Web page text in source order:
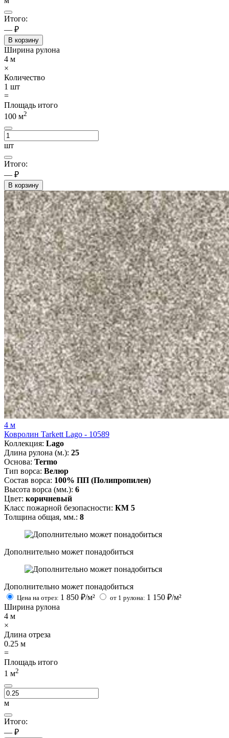
Итого:
— ₽
В корзину
Ширина рулона
4 м
×
Количество
1 шт
=
Площадь итого
100 м2
шт
Итого:
— ₽
В корзину
4 м
Ковролин Tarkett Lago - 10589
Коллекция: Lago
Длина рулона (м.): 25
Основа: Termo
Тип ворса: Велюр
Состав ворса: 100% ПП (Полипропилен)
Высота ворса (мм.): 6
Цвет: коричневый
Класс пожарной безопасности: КМ 5
Толщина общая, мм.: 8
Дополнительно может понадобиться
Дополнительно может понадобиться
Цена на отрез: 1 850 ₽/м² от 1 рулона: 1 150 ₽/м²
Ширина рулона
4 м
×
Длина отреза
0.25 м
=
Площадь итого
1 м2
м
Итого:
— ₽